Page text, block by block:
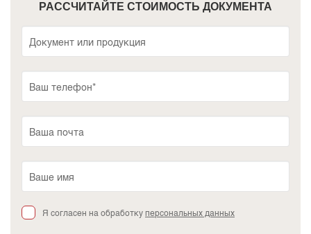
РАССЧИТАЙТЕ СТОИМОСТЬ ДОКУМЕНТА
Я согласен на обработкуперсональных данных